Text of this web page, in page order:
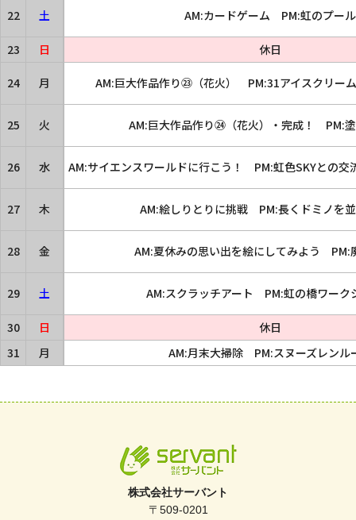
22 土
23 日
24 月
25 火
26 水
27 木
28 金
29 土
30
日
31
月
AM:カードゲーム PM:虹のプール
休日
AM:巨大作品作り㉓（花火） PM:31アイスクリー
AM:巨大作品作り㉔（花火）・完成！ PM:
AM:サイエンスワールドに行こう！ PM:虹色SKYとの
AM:絵しりとりに挑戦 PM:長くドミノを
AM:夏休みの思い出を絵にしてみよう PM:
AM:スクラッチアート PM:虹の橋ワーク
休日
AM:月末大掃除 PM:スヌーズレンル
株式会社サーバント
〒509-0201